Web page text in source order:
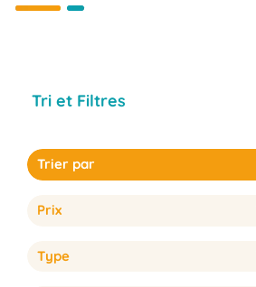
Tri et Filtres
Trier par
Prix
Type